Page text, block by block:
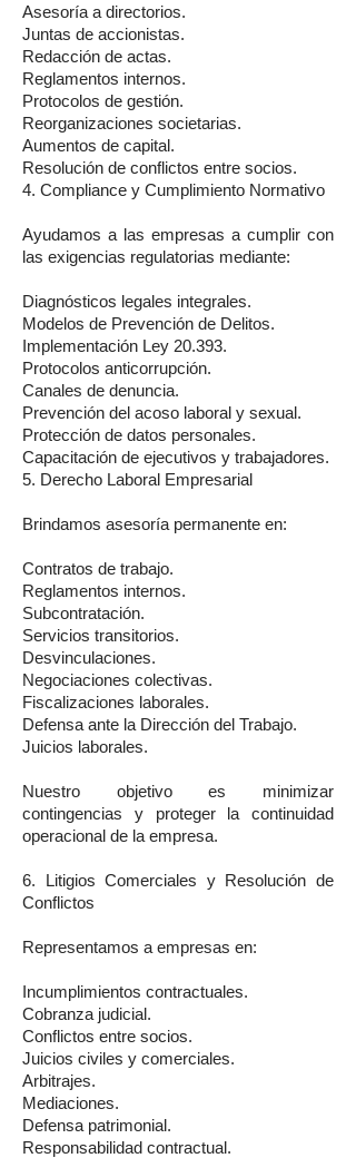
Asesoría a directorios.
Juntas de accionistas.
Redacción de actas.
Reglamentos internos.
Protocolos de gestión.
Reorganizaciones societarias.
Aumentos de capital.
Resolución de conflictos entre socios.
4. Compliance y Cumplimiento Normativo
Ayudamos a las empresas a cumplir con
las exigencias regulatorias mediante:
Diagnósticos legales integrales.
Modelos de Prevención de Delitos.
Implementación Ley 20.393.
Protocolos anticorrupción.
Canales de denuncia.
Prevención del acoso laboral y sexual.
Protección de datos personales.
Capacitación de ejecutivos y trabajadores.
5. Derecho Laboral Empresarial
Brindamos asesoría permanente en:
Contratos de trabajo.
Reglamentos internos.
Subcontratación.
Servicios transitorios.
Desvinculaciones.
Negociaciones colectivas.
Fiscalizaciones laborales.
Defensa ante la Dirección del Trabajo.
Juicios laborales.
Nuestro objetivo es minimizar
contingencias y proteger la continuidad
operacional de la empresa.
6. Litigios Comerciales y Resolución de
Conflictos
Representamos a empresas en:
Incumplimientos contractuales.
Cobranza judicial.
Conflictos entre socios.
Juicios civiles y comerciales.
Arbitrajes.
Mediaciones.
Defensa patrimonial.
Responsabilidad contractual.